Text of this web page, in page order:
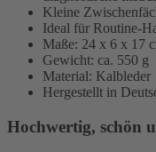
Kleine
Ideal für Routine-
Maße: 24 x 6 x 17
Gewicht: ca. 550 g
Material: Kalbleder
Hergestellt in
Hochwertig, schön